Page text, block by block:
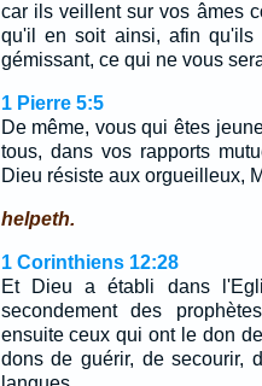
car ils veillent sur vos âmes
qu'il en soit ainsi, afin
gémissant, ce qui ne vous
1 Pierre 5:5
De même, vous qui êtes
tous, dans vos rapports
Dieu résiste aux orgueilleux,
helpeth.
1 Corinthiens 12:28
Et Dieu a établi dans
secondement des
ensuite ceux qui ont le don
dons de guérir, de secourir,